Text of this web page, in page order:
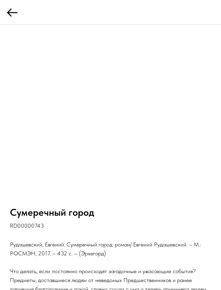
Сумеречный город
RD00000743
Рудашевский, Евгений. Сумеречный город: роман/ Евгений Рудашевский. – М.:
РОСМЭН, 2017. – 432 с. – (Эрхегорд)
Что делать, если постоянно происходят загадочные и ужасающие события?
Предметы, доставшиеся людям от неведомых Предшественников и ранее